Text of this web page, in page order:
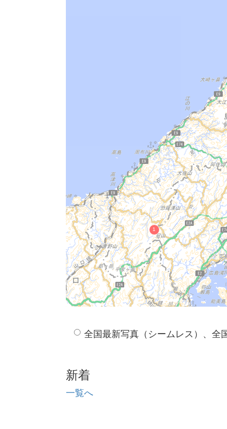
全国最新写真（シームレス）、全
新着
一覧へ